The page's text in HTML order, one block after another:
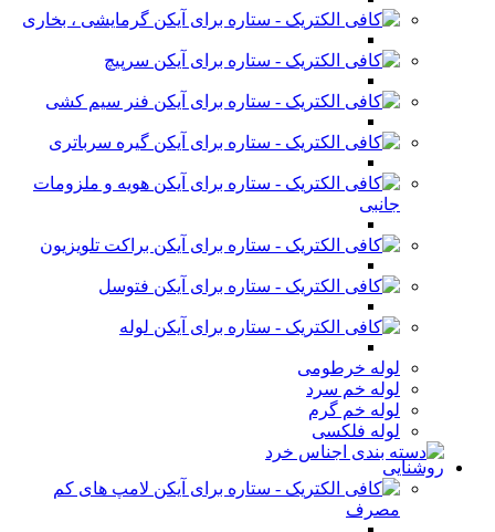
گرمایشی ، بخاری
سرپیچ
فنر سیم کشی
گیره سرباتری
هویه و ملزومات
جانبی
براکت تلویزیون
فتوسل
لوله
لوله خرطومی
لوله خم سرد
لوله خم گرم
لوله فلکسی
روشنایی
لامپ های کم
مصرف